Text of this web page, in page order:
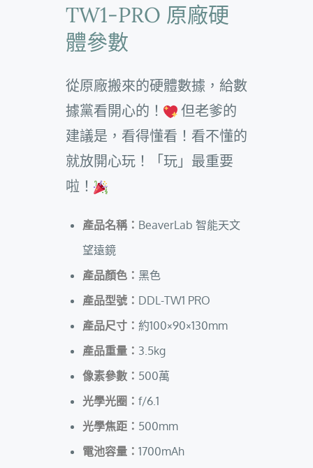
TW1-PRO 原廠硬
體參數
從原廠搬來的硬體數據，給數
據黨看開心的！
但老爹的
建議是，看得懂看！看不懂的
就放開心玩！「玩」最重要
啦！
產品名稱： BeaverLab 智能天文
望遠鏡
產品顏色： 黑色
產品型號： DDL-TW1 PRO
產品尺寸： 約100×90×130mm
產品重量： 3.5kg
像素參數： 500萬
光學光圈： f/6.1
光學焦距： 500mm
電池容量： 1700mAh